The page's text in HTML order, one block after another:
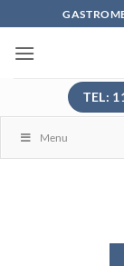
al
contenido
TEL:
Menu